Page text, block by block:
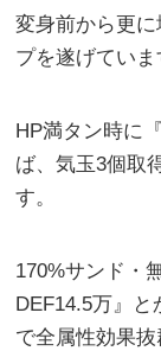
変身前から更
プを遂げていま
HP満タン時に
ば、気玉3個取
す。
170%サンド・
DEF14.5万』
で全属性効果